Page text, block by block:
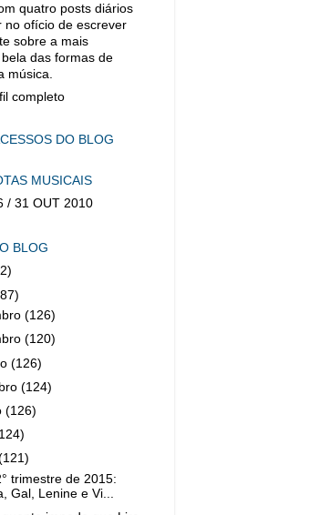
quatro posts diários
no ofício de escrever
sobre a mais
das formas de
música.
completo
DO BLOG
MUSICAIS
/ 31 OUT 2010
BLOG
(126)
(120)
(126)
(124)
(126)
trimestre de 2015:
Gal, Lenine e Vi...